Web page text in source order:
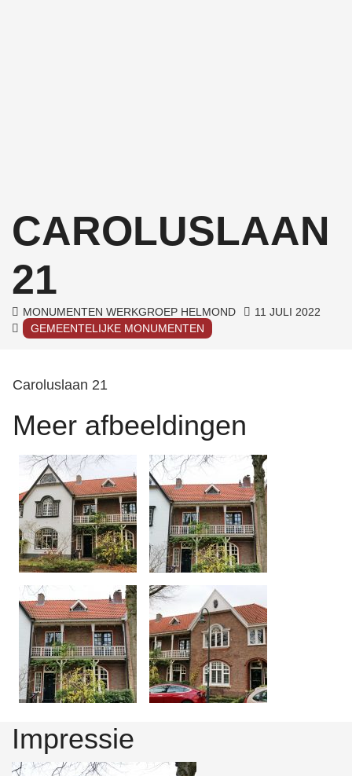
CAROLUSLAAN
21
MONUMENTEN WERKGROEP HELMOND
11 JULI 2022
GEMEENTELIJKE MONUMENTEN
Caroluslaan 21
Meer afbeeldingen
Impressie